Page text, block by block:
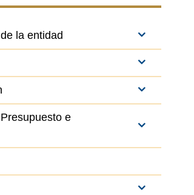
la entidad
e